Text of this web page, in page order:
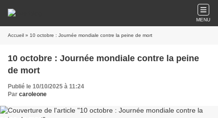
MENU
Accueil » 10 octobre : Journée mondiale contre la peine de mort
10 octobre : Journée mondiale contre la peine
de mort
Publié le 10/10/2025 à 11:24
Par caroleone